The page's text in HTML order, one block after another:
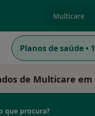
Planos de saúde • 1
de Multicare em
que procura?